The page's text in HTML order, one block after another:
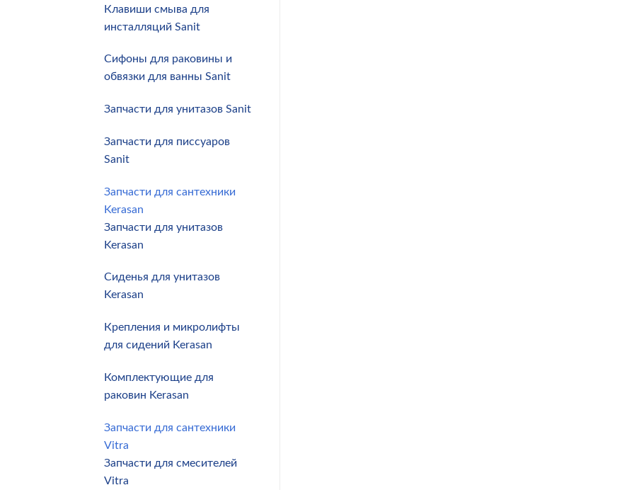
Клавиши смыва для
инсталляций Sanit
Сифоны для раковины и
обвязки для ванны Sanit
Запчасти для унитазов Sanit
Запчасти для писсуаров
Sanit
Запчасти для сантехники
Kerasan
Запчасти для унитазов
Kerasan
Сиденья для унитазов
Kerasan
Крепления и микролифты
для сидений Kerasan
Комплектующие для
раковин Kerasan
Запчасти для сантехники
Vitra
Запчасти для смесителей
Vitra